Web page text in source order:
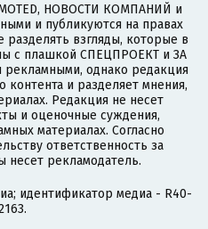
НОВОСТИ КОМПАНИЙ и
и публикуются на правах
взгляды, которые в
с плашкой СПЕЦПРОЕКТ и ЗА
однако редакция
контента и разделяет мнения,
Редакция не несет
и оценочные суждения,
материалах. Согласно
ответственность за
несет рекламодатель.
идентификатор медиа - R40-